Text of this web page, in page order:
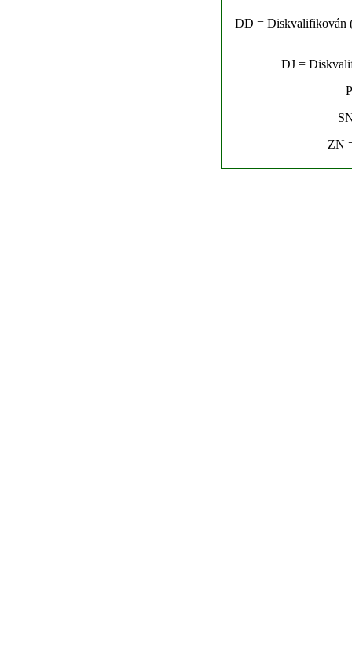
DD = Diskvalifikován
DJ =
ZN